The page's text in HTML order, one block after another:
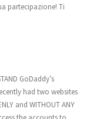
partecipazione! Ti
GoDaddy’s
had two websites
and WITHOUT ANY